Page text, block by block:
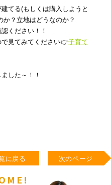
てる(もしくは購入しようと
か？立地はどうなのか？
ください！！
見てみてください👉子育て
した～！！
に戻る 次のページ